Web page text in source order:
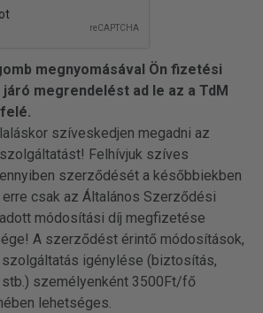
megnyomásával Ön fizetési
megrendelést ad le az a TdM
szíveskedjen megadni az
Felhívjuk szíves
szerződését a későbbiekben
csak az Általános Szerződési
módosítási díj megfizetése
A szerződést érintő módosítások,
igénylése (biztosítás,
személyenként 3500Ft/fő
lehetséges.